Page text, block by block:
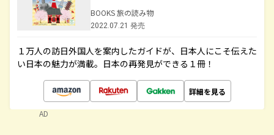
BOOKS 旅の読み物
2022.07.21 発売
１万人の訪日外国人を案内したガイドが、日本人にこそ伝えた
い日本の魅力が満載。日本の再発見ができる１冊！
詳細を見る
AD